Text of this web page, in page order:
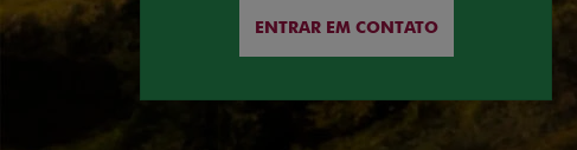
ENTRAR EM CONTATO